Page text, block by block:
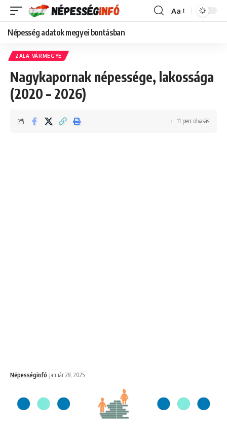
Font
Aa
Népesség adatok megyei bontásban
ZALA VÁRMEGYE
Nagykapornak népessége, lakossága
(2020 – 2026)
Népességinfó január 28, 2025
11 perc olvasás